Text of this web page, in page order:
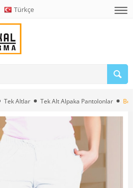
Türkçe
Tek Altlar Tek Alt Alpaka Pantolonlar